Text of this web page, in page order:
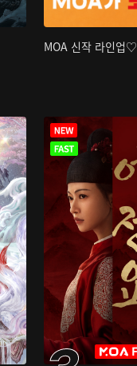
MOA 신작 라인업♡